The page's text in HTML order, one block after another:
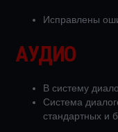
Исправлены
АУДИО
В систему
Система
стандартных и